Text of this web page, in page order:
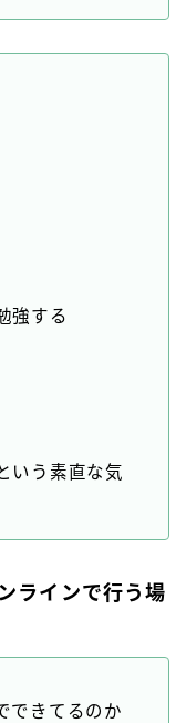
強する
いう素直な気
ラインで行う場
できてるのか